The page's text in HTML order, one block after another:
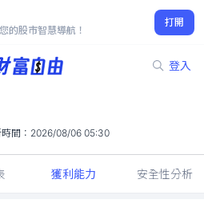
的股市智慧導航！
打開
登入
-0.31%
間： 2026/08/06 05:30
獲利能力 安全性分析